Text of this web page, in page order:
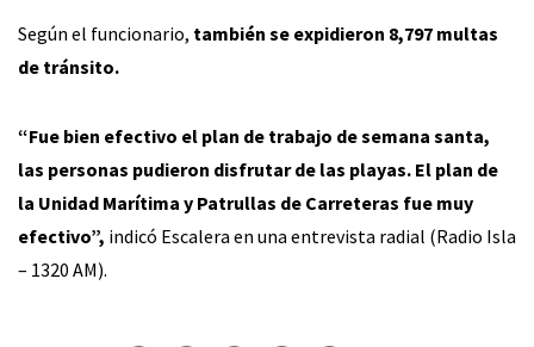
Según el funcionario, también se expidieron 8,797 multas
de tránsito.
“Fue bien efectivo el plan de trabajo de semana santa,
las personas pudieron disfrutar de las playas. El plan de
la Unidad Marítima y Patrullas de Carreteras fue muy
efectivo”, indicó Escalera en una entrevista radial (Radio Isla
– 1320 AM).